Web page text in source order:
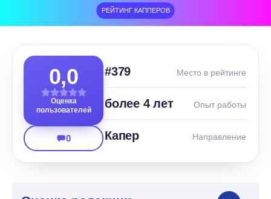
РЕЙТИНГ КАППЕРОВ
0,0
Оценка
пользователей
0
#379 Место в рейтинге
более 4 лет Опыт работы
Капер Направление